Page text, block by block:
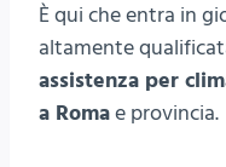
È qui che entra in
altamente
assistenza per
a Romae provincia.